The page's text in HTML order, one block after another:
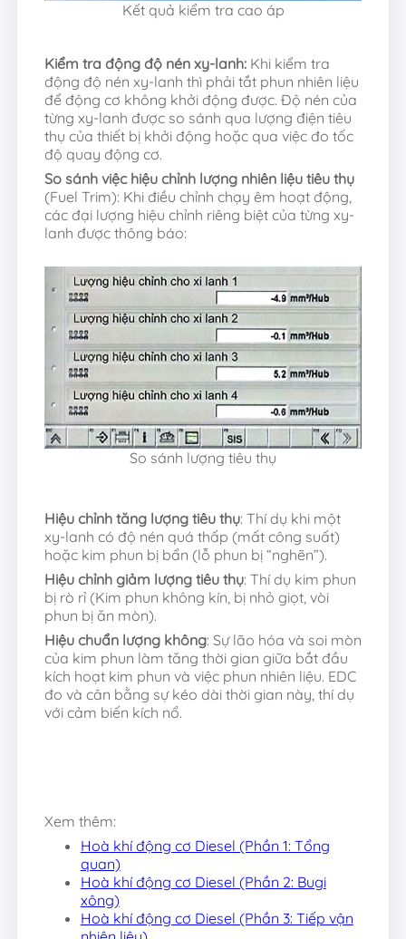
Kết quả kiểm tra cao áp
Kiểm tra động độ nén xy-lanh:Khi kiểm tra
động độ nén xy-lanh thì phải tắt phun nhiên liệu
để động cơ không khởi động được. Độ nén của
từng xy-lanh được so sánh qua lượng điện tiêu
thụ của thiết bị khởi động hoặc qua việc đo tốc
độ quay động cơ.
So sánh việc hiệu chỉnh lượng nhiên liệu tiêu thụ
(Fuel Trim): Khi điều chỉnh chạy êm hoạt động,
các đại lượng hiệu chỉnh riêng biệt của từng xy-
lanh được thông báo:
So sánh lượng tiêu thụ
Hiệu chỉnh tăng lượng tiêu thụ: Thí dụ khi một
xy-lanh có độ nén quá thấp (mất công suất)
hoặc kim phun bị bẩn (lỗ phun bị “nghẽn”).
Hiệu chỉnh giảm lượng tiêu thụ: Thí dụ kim phun
bị rò rỉ (Kim phun không kín, bị nhỏ giọt, vòi
phun bị ăn mòn).
Hiệu chuẩn lượng không: Sự lão hóa và soi mòn
của kim phun làm tăng thời gian giữa bắt đầu
kích hoạt kim phun và việc phun nhiên liệu. EDC
đo và cân bằng sự kéo dài thời gian này, thí dụ
với cảm biến kích nổ.
Xem thêm:
Hoà khí động cơ Diesel (Phần 1: Tổng
quan)
Hoà khí động cơ Diesel (Phần 2: Bugi
xông)
Hoà khí động cơ Diesel (Phần 3: Tiếp vận